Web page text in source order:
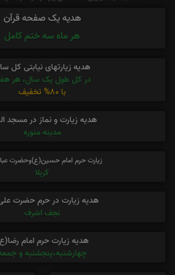
هدیه یک صفحه قرآن
هر ماه سه ختم کامل
هدیه زیارتهای نیابتی کل
در کل طول یک سال، هر
با 80% تخفیف
هدیه زیارت و نماز در مسجد
مدینه منوره
زیارت حرم امام حسین(ع)وحضرت
کربلا
هدیه زیارت در حرم حضرت
نجف اشرف
هدیه زیارت حرم امام
چهارشنبه،پنجشنبه و